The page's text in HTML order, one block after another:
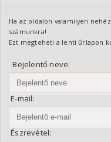
Ha az oldalon valamilyen
számunkra!
Ezt megteheti a lenti űrlapon
Bejelentő neve:
E-mail:
Észrevétel: